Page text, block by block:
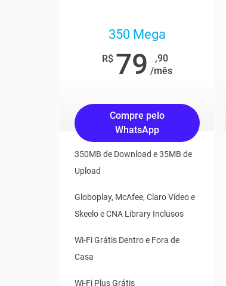
350 Mega
R$ 79
,90
/mês
Compre pelo
WhatsApp
350MB de Download e 35MB de
Upload
Globoplay, McAfee, Claro Vídeo e
Skeelo e CNA Library Inclusos
Wi-Fi Grátis Dentro e Fora de
Casa
Wi-Fi Plus Grátis